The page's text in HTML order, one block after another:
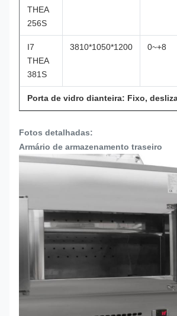
THEA
256S
I7
THEA
381S
3810*1050*1200 0~+8
Porta de vidro dianteira: Fixo,
Fotos detalhadas:
Armário de armazenamento traseiro